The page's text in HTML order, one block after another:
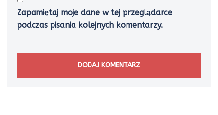
Zapamiętaj moje dane w tej przeglądarce
podczas pisania kolejnych komentarzy.